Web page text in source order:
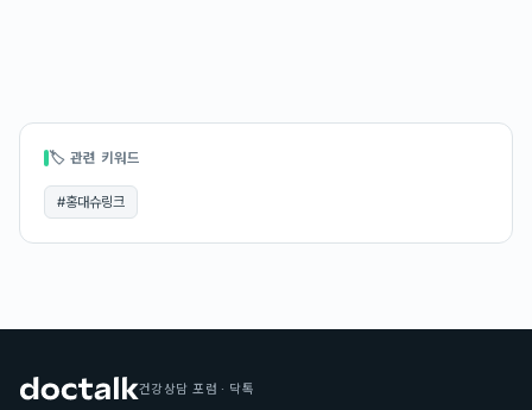
🏷 관련 키워드
#홍대슈링크
건강상담 포럼 · 닥톡